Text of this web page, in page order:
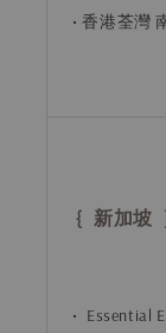
• 香港荃灣
{ 新加坡
• Essential